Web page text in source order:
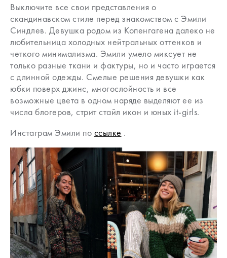
Выключите все свои представления о
скандинавском стиле перед знакомством с Эмили
Синдлев. Девушка родом из Копенгагена далеко не
любительница холодных нейтральных оттенков и
четкого минимализма. Эмили умело миксует не
только разные ткани и фактуры, но и часто играется
с длинной одежды. Смелые решения девушки как
юбки поверх джинс, многослойность и все
возможные цвета в одном наряде выделяют ее из
числа блогеров, стрит стайл икон и юных it-girls.
Инстаграм Эмили по ссылке .